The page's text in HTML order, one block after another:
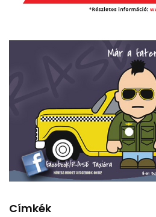
Címkék